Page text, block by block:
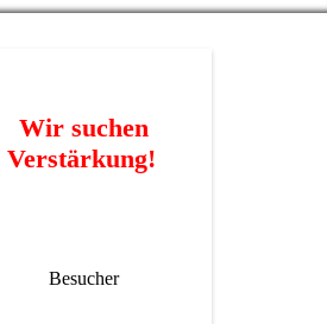
Wir suchen
Verstärkung!
Besucher